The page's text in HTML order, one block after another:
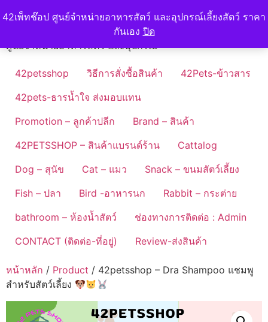
42เพ็ทช๊อป ศูนย์จำหน่ายอาหารสัตว์ และอุปกรณ์เลี้ยงสัตว์ ราคา
กันเอง ปิด
to42petshop
ศูนย์จำหน่ายอาหารสัตว์ และอุปกรณ์
42petsshop วิธีการสั่งซื้อสินค้า
42Pets-ข้าวสาร
42pets-ธารน้ำใจ ส่งมอบแทน
Promotion – ลูกค้าปลีก
Brand – สินค้า
42PETSSHOP – สินค้าแบรนด์ร้าน
Cattalog
Dog – สุนัข
Cat – แมว
Snack – ขนมสัตว์เลี้ยง
Fish – ปลา
Bird -อาหารนก
Rabbit – กระต่าย
bathroom – ห้องน้ำสัตว์
ช่องทางการติดต่อ : Admin
CONTACT (ติดต่อ-ที่อยู่)
Review-ส่งสินค้า
หน้าหลัก / Product / 42petsshop – Dra Shampoo แชมพู
สำหรับสัตว์เลี้ยง